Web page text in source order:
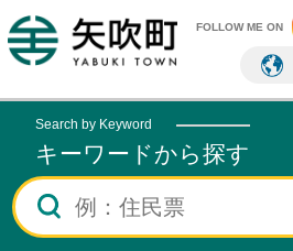
矢吹町ホ
FOLLOW ME ON
Search by Keyword
キーワードから探す